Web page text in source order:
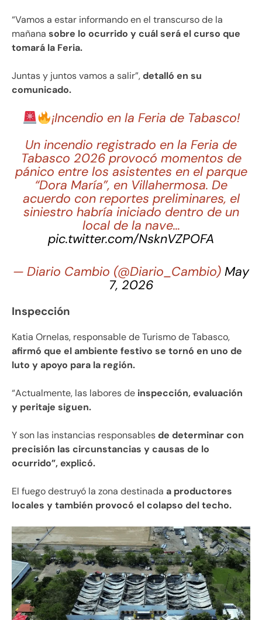
“Vamos a estar informando en el transcurso de la
mañana sobre lo ocurrido y cuál será el curso que
tomará la Feria.
Juntas y juntos vamos a salir”,detalló en su
comunicado.
¡Incendio en la Feria de Tabasco!
Un incendio registrado en la Feria de
Tabasco 2026 provocó momentos de
pánico entre los asistentes en el parque
“Dora María”, en Villahermosa. De
acuerdo con reportes preliminares, el
siniestro habría iniciado dentro de un
local de la nave…
pic.twitter.com/NsknVZPOFA
— Diario Cambio (@Diario_Cambio) May
7, 2026
Inspección
Katia Ornelas, responsable de Turismo de Tabasco,
afirmó que el ambiente festivo se tornó en uno de
luto y apoyo para la región.
“Actualmente, las labores de inspección, evaluación
y peritaje siguen.
Y son las instancias responsablesde determinar con
precisión las circunstancias y causas de lo
ocurrido”, explicó.
El fuego destruyó la zona destinada a productores
locales y también provocó el colapso del techo.